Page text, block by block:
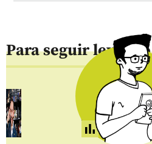
Para seguir leyendo